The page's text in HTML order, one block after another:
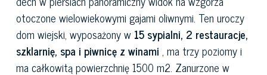
otoczone wielowiekowymi gajami oliwnymi. Ten uroczy
dom wiejski, wyposażony w 15 sypialni, 2 restauracje,
szklarnię, spa i piwnicę z winami , ma trzy poziomy i
ma całkowitą powierzchnię 1500 m2. Zanurzone w